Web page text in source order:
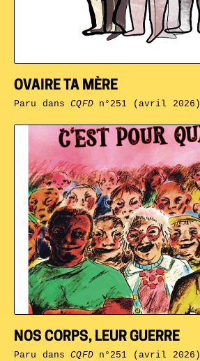
NOS CORPS, LEUR GUERRE
Paru dansCQFDn°251 (avril 2026)
OVAIRE TA MÈRE
Paru dansCQFDn°251 (avril 2026)